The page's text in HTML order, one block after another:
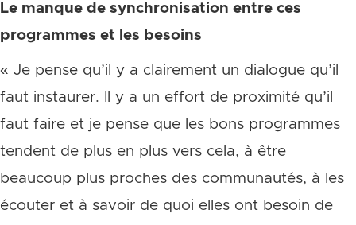
Le manque de synchronisation entre ces
programmes et les besoins
« Je pense qu’il y a clairement un dialogue qu’il
faut instaurer. Il y a un effort de proximité qu’il
faut faire et je pense que les bons programmes
tendent de plus en plus vers cela, à être
beaucoup plus proches des communautés, à les
écouter et à savoir de quoi elles ont besoin de